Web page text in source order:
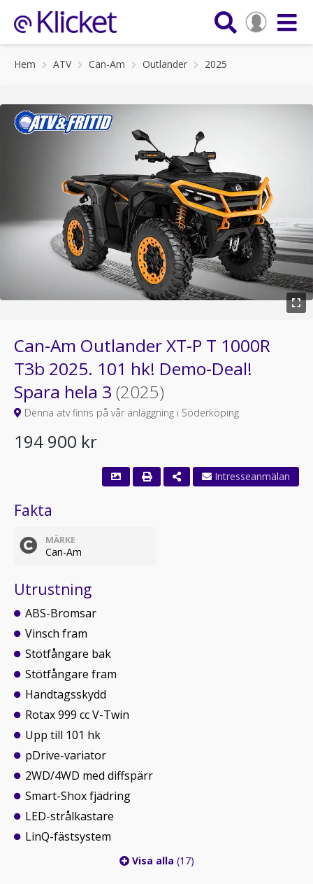
Hem ATV Can-Am Outlander 2025
Can-Am Outlander XT-P T 1000R
T3b 2025. 101 hk! Demo-Deal!
Spara hela 3 (2025)
Denna atv finns på vår anläggning i Söderköping
194 900 kr
Fakta
MÄRKE
Can-Am
Utrustning
ABS-Bromsar
Vinsch fram
Stötfångare bak
Stötfångare fram
Handtagsskydd
Rotax 999 cc V-Twin
Upp till 101 hk
pDrive-variator
2WD/4WD med diffspärr
Smart-Shox fjädring
LED-strålkastare
LinQ-fästsystem
Visa alla (17)